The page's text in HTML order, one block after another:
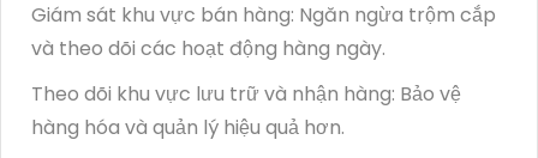
Giám sát khu vực bán hàng: Ngăn ngừa trộm cắp
và theo dõi các hoạt động hàng ngày.
Theo dõi khu vực lưu trữ và nhận hàng: Bảo vệ
hàng hóa và quản lý hiệu quả hơn.